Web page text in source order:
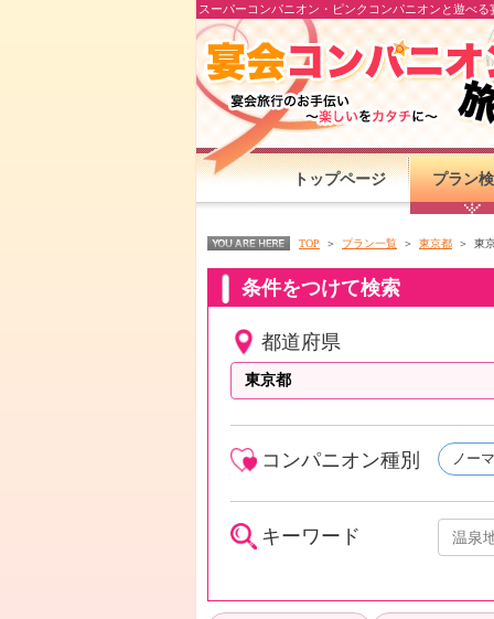
スーパーコンパニオン・ピンクコンパニオンと遊べ
トップページ プラン
TOP プラン一覧 東京都 東
条件をつけて検索
都道府県
コンパニオン種別 ノー
キーワード